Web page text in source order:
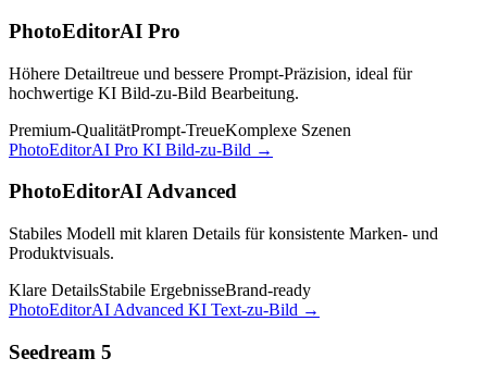
PhotoEditorAI Pro
Höhere Detailtreue und bessere Prompt-Präzision, ideal für
hochwertige KI Bild-zu-Bild Bearbeitung.
Premium-QualitätPrompt-TreueKomplexe Szenen
PhotoEditorAI Pro KI Bild-zu-Bild →
PhotoEditorAI Advanced
Stabiles Modell mit klaren Details für konsistente Marken- und
Produktvisuals.
Klare DetailsStabile ErgebnisseBrand-ready
PhotoEditorAI Advanced KI Text-zu-Bild →
Seedream 5